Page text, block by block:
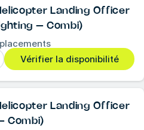
Landing Officer
– Combi)
Vérifier la disponibilité
Landing Officer
Combi)